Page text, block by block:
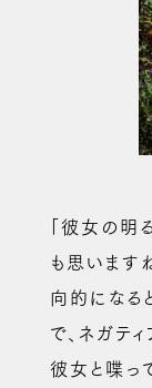
「彼女の明
も思います
向的になる
で、ネガテ
彼女と喋っ